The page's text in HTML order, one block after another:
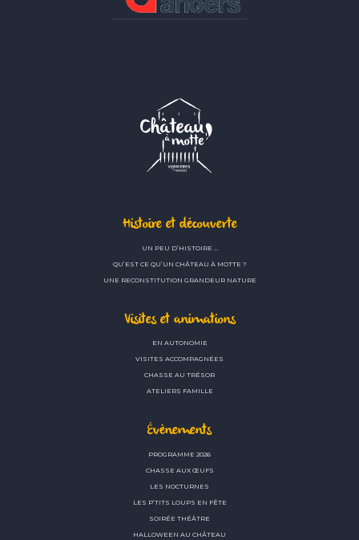
Histoire et découverte
UN PEU D’HISTOIRE …
QU’EST CE QU’UN CHÂTEAU À MOTTE ?
UNE RECONSTITUTION GRANDEUR NATURE
Visites et animations
EN AUTONOMIE
VISITES ACCOMPAGNÉES
CHASSE AU TRÉSOR
ATELIERS FAMILLE
Évènements
PROGRAMME 2026
CHASSE AUX ŒUFS
LES NOCTURNES
LES P’TITS LOUPS EN FÊTE
SOIRÉE THÉÂTRE
HALLOWEEN AU CHÂTEAU